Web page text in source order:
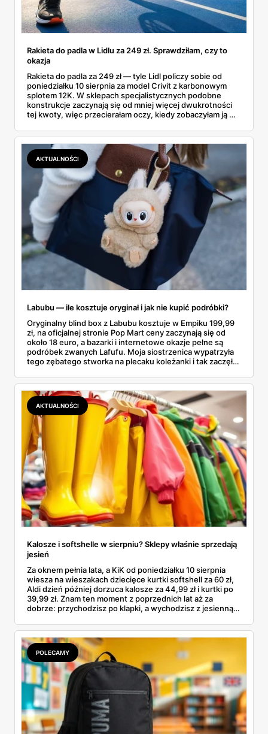
Rakieta do padla w Lidlu za 249 zł. Sprawdziłam, czy to
okazja
Rakieta do padla za 249 zł — tyle Lidl policzy sobie od
poniedziałku 10 sierpnia za model Crivit z karbonowym
splotem 12K. W sklepach specjalistycznych podobne
konstrukcje zaczynają się od mniej więcej dwukrotności
tej kwoty, więc przecierałam oczy, kiedy zobaczyłam ją w
najszybciej rosnący sport w Polsce: kortów przybywa
lawinowo, a chętnych jeszcze szybciej. Sprawdziłam, co
dokładnie dostajemy za te pieniądze i komu taka rakieta
faktycznie wystarczy.
AKTUALNOŚCI
Labubu — ile kosztuje oryginał i jak nie kupić podróbki?
Oryginalny blind box z Labubu kosztuje w Empiku 199,99
zł, na oficjalnej stronie Pop Mart ceny zaczynają się od
około 18 euro, a bazarki i internetowe okazje pełne są
podróbek zwanych Lafufu. Moja siostrzenica wypatrzyła
tego zębatego stworka na plecaku koleżanki i tak zaczęło
kosztuje i po czym poznać, że sprzedawca nie wciska nam
podróbki. Spisałam wszystko, czego się dowiedziałam —
łącznie z jedną wpadką, o której za chwilę.
AKTUALNOŚCI
Kalosze i softshelle w sierpniu? Sklepy właśnie sprzedają
jesień
Za oknem pełnia lata, a KiK od poniedziałku 10 sierpnia
wiesza na wieszakach dziecięce kurtki softshell za 60 zł,
Aldi dzień później dorzuca kalosze za 44,99 zł i kurtki po
39,99 zł. Znam ten moment z poprzednich lat aż za
dobrze: przychodzisz po klapki, a wychodzisz z jesienną
pojawi się w gazetkach w przyszłym tygodniu i czy jest
sens kupować jesień, zanim skończą się wakacje.
POLECAMY